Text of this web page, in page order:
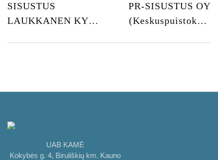
SISUSTUS
LAUKKANEN KY
PR-SISUSTUS OY
(Keskuspuistokatu
UAB KAMĖ
Kokybės g. 4, Biruliškių km. Kauno